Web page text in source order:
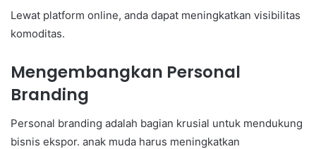
Lewat platform online, anda dapat meningkatkan visibilitas
komoditas.
Mengembangkan Personal
Branding
Personal branding adalah bagian krusial untuk mendukung
bisnis ekspor. anak muda harus meningkatkan